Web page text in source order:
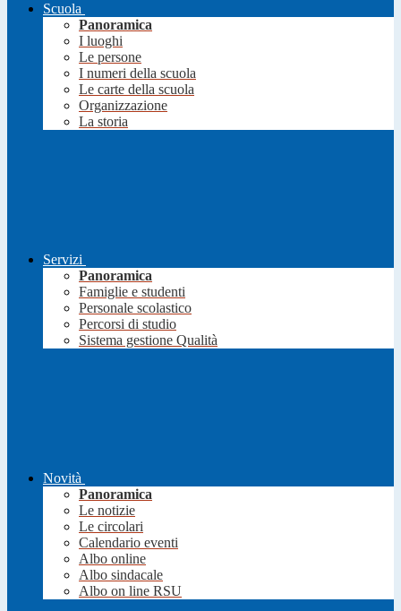
Scuola
Panoramica
I luoghi
Le persone
I numeri della scuola
Le carte della scuola
Organizzazione
La storia
Servizi
Panoramica
Famiglie e studenti
Personale scolastico
Percorsi di studio
Sistema gestione Qualità
Novità
Panoramica
Le notizie
Le circolari
Calendario eventi
Albo online
Albo sindacale
Albo on line RSU